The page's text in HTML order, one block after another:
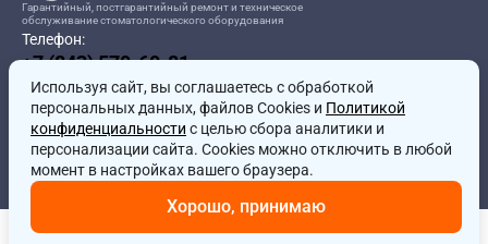
Гарантийный, постгарантийный ремонт и техническое
обслуживание стоматологического оборудования
Телефон:
+7 (843) 570-60-81
Режим работы:8:00-17:00
Адрес:
г.Казань, ул.Проспект Победы, д.204в
Почта:
service@rocadamed.ru
Другие проекты
Используя сайт, вы соглашаетесь с обработкой
персональных данных, файлов Cookies и Политикой
конфиденциальности с целью сбора аналитики и
персонализации сайта. Cookies можно отключить в любой
момент в настройках вашего браузера.
Хорошо, принимаю